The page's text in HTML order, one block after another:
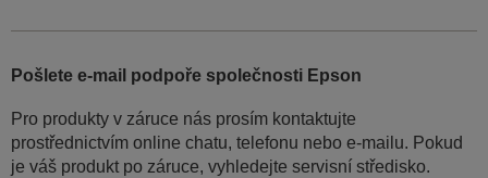
Pošlete e-mail podpoře společnosti Epson
Pro produkty v záruce nás prosím kontaktujte
prostřednictvím online chatu, telefonu nebo e-mailu. Pokud
je váš produkt po záruce, vyhledejte servisní středisko.